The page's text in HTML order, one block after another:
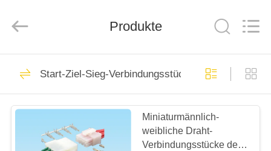
HAUS
PRODUKTE
ÜBER
Rights
Reserved.
ECER
fpc
Kabelverbindungsstück
Produkte
Start-Ziel-Sieg-Verbindungsstück
Miniaturmännlich-
weibliche Draht-
Verbindungsstücke des